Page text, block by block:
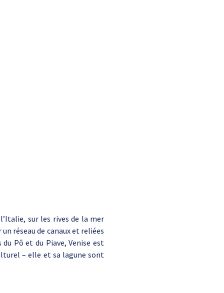
sur les rives de la mer
réseau de canaux et reliées
Pô et du Piave, Venise est
– elle et sa lagune sont